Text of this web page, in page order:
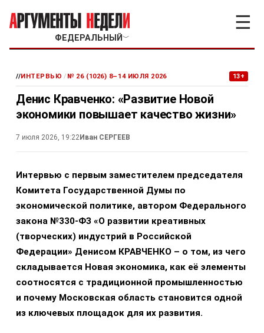
ФЕДЕРАЛЬНЫЙ ﹀
☰
//ИНТЕРВЬЮ / № 26 (1026) 8–14 ИЮЛЯ 2026 13+
Денис Кравченко: «Развитие Новой
экономики повышает качество жизни»
7 июля 2026, 19:22Иван СЕРГЕЕВ
Интервью с первым заместителем председателя
Комитета Государственной Думы по
экономической политике, автором Федерального
закона №330-ФЗ «О развитии креативных
(творческих) индустрий в Российской
Федерации» Денисом КРАВЧЕНКО – о том, из чего
складывается Новая экономика, как её элементы
соотносятся с традиционной промышленностью
и почему Московская область становится одной
из ключевых площадок для их развития.